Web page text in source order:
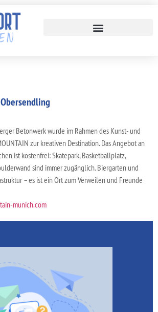
Betonwerk wurde im Rahmen des Kunst- und
zur kreativen Destination. Das Angebot an
ist kostenfrei: Skatepark, Basketballplatz,
sind immer zugänglich. Biergarten und
– es ist ein Ort zum Verweilen und Freunde
munich.com